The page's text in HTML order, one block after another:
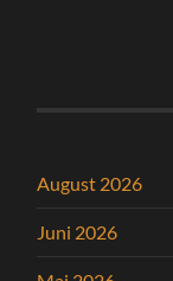
August 2026
Juni 2026